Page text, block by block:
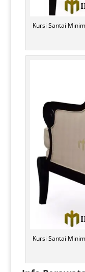
Kursi Santai
Kursi Santai